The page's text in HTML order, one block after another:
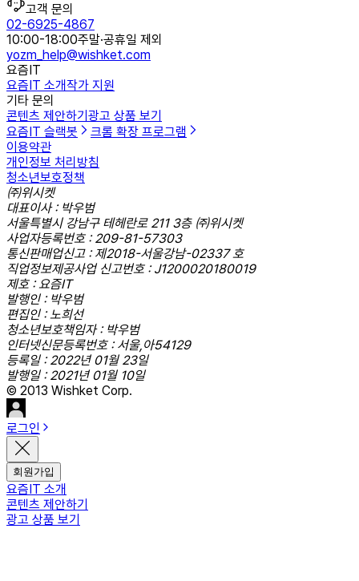
고객 문의
02-6925-4867
10:00-18:00주말·공휴일 제외
yozm_help@wishket.com
요즘IT
요즘IT 소개작가 지원
기타 문의
콘텐츠 제안하기광고 상품 보기
요즘IT 슬랙봇
크롬 확장 프로그램
이용약관
개인정보 처리방침
청소년보호정책
㈜위시켓
대표이사 : 박우범
서울특별시 강남구 테헤란로 211 3층 ㈜위시켓
사업자등록번호 : 209-81-57303
통신판매업신고 : 제2018-서울강남-02337 호
직업정보제공사업 신고번호 : J1200020180019
제호 : 요즘IT
발행인 : 박우범
편집인 : 노희선
청소년보호책임자 : 박우범
인터넷신문등록번호 : 서울,아54129
등록일 : 2022년 01월 23일
발행일 : 2021년 01월 10일
© 2013 Wishket Corp.
로그인
회원가입
요즘IT 소개
콘텐츠 제안하기
광고 상품 보기